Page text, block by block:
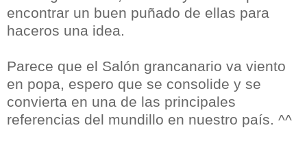
encontrar un buen puñado de ellas para
haceros una idea.
Parece que el Salón grancanario va viento
en popa, espero que se consolide y se
convierta en una de las principales
referencias del mundillo en nuestro país. ^^